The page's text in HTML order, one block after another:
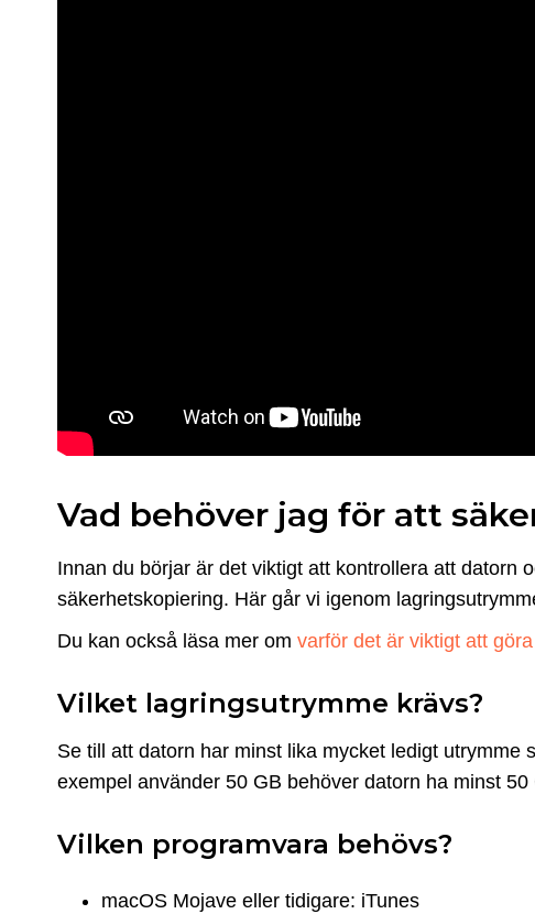
Vad behöver jag för att
Innan du börjar är det viktigt att kontrollera att datorn
säkerhetskopiering. Här går vi igenom
Du kan också läsa mer om varför det är viktigt att
Vilket lagringsutrymme krävs?
Se till att datorn har minst lika mycket ledigt utrymme
exempel använder 50 GB behöver datorn ha minst
Vilken programvara behövs?
macOS Mojave eller tidigare: iTunes